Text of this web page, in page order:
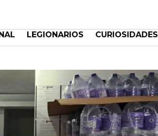
LEGIONARIOS CURIOSIDADES